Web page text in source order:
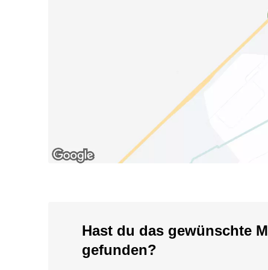
Hast du das gewünschte
gefunden?